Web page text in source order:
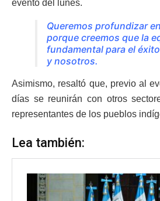
evento del lunes.
Queremos profundizar
porque creemos que la
fundamental para el
y nosotros.
Asimismo, resaltó que, previo al
días se reunirán con otros
representantes de los pueblos
Lea también: